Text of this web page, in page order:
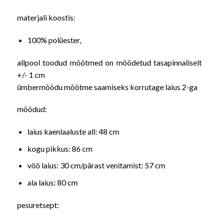
materjali koostis:
100% polüester,
allpool toodud mõõtmed on mõõdetud tasapinnaliselt
+/- 1 cm
ümbermõõdu mõõtme saamiseks korrutage laius 2-ga
mõõdud:
laius kaenlaaluste all: 48 cm
kogu pikkus: 86 cm
vöö laius: 30 cm/pärast venitamist: 57 cm
ala laius: 80 cm
pesuretsept: